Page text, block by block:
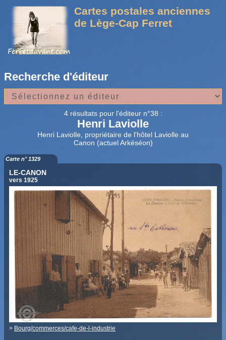
Cartes postales anciennes
de Lège-Cap Ferret
Recherche d'éditeur
4 résultats pour l'éditeur n°38 :
Henri Laviolle
Henri Laviolle, propriétaire de l'hôtel Laviolle au
Canon (actuel Arkéséon)
Carte n° 1329
LE-CANON
vers 1925
> Bourg/commerces/cafe-de-l-industrie